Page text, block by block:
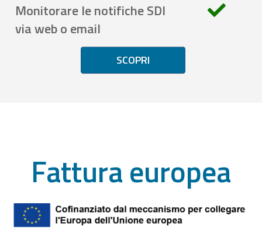
Monitorare le notifiche SDI
via web o email
SCOPRI
Fattura europea